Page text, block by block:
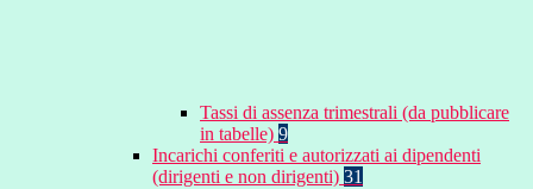
Tassi di assenza trimestrali (da pubblicare
in tabelle) 9
Incarichi conferiti e autorizzati ai dipendenti
(dirigenti e non dirigenti) 31